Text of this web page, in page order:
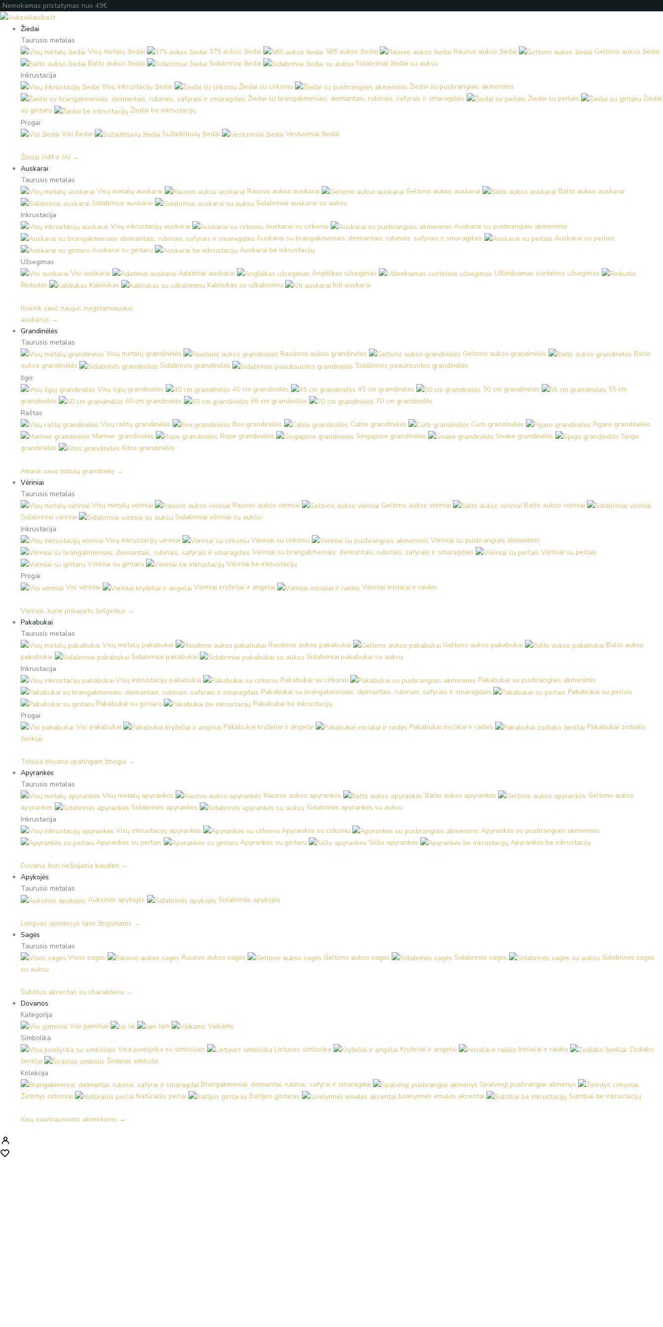
Pereiti
prie
turinio
Nemokamas pristatymas nuo 49€
Žiedai
Taurusis metalas
Visų metalų žiedai
375 aukso žiedai 585 aukso žiedai Rausvo aukso žiedai
Geltono aukso žiedai
Balto aukso žiedai
Sidabriniai žiedai
Sidabriniai žiedai su auksu
Inkrustacija
Visų inkrustacijų žiedai
Žiedai su cirkoniu
Žiedai su pusbrangiais akmenimis
Žiedai su brangakmeniais: deimantais, rubinais, safyrais ir smaragdais
Žiedai su perlais
Žiedai
su gintaru
Žiedai be inkrustacijų
Progai
Visi žiedai
Sužadėtuvių žiedai Vestuviniai žiedai
Žiedai JAM ir JAI →
Auskarai
Taurusis metalas
Visų metalų auskarai
Rausvo aukso auskarai Geltono aukso auskarai
Balto aukso auskarai
Sidabriniai auskarai
Sidabriniai auskarai su auksu
Inkrustacija
Visų inkrustacijų auskarai
Auskarai su cirkoniu
Auskarai su pusbrangiais akmenimis
Auskarai su brangakmeniais: deimantais, rubinais, safyrais ir smaragdais
Auskarai su perlais
Auskarai su gintaru
Auskarai be inkrustacijų
Užsegimas
Visi auskarai
Adatiniai auskarai Angliškas užsegimas
Užlenkiamas svirtelinis užsegimas
Rinkutės
Kabliukas Kabliukas su užkabinimu Kiti auskarai
Išsirink savo naujus mėgstamiausius
auskarus →
Grandinėlės
Taurusis metalas
Visų metalų grandinėlės
Raudono aukso grandinėlės Geltono aukso grandinėlės
Balto
aukso grandinėlės
Sidabrinės grandinėlės
Sidabrinės paauksuotos grandinėlės
Ilgis
Visų ilgių grandinėlės
40 cm grandinėlės 45 cm grandinėlės 50 cm grandinėlės
55 cm
grandinėlės
60 cm grandinėlės 65 cm grandinėlės
70 cm grandinėlės
Raštas
Visų raštų grandinėlės
Box grandinėlės Cable grandinėlės Curb grandinėlės
Figaro grandinėlės
Mariner grandinėlės
Rope grandinėlės Singapore grandinėlės Snake grandinėlės
Spiga
grandinėlės
Kitos grandinėlės
Atrask savo tobulą grandinėlę →
Vėriniai
Taurusis metalas
Visų metalų vėriniai
Rausvo aukso vėriniai Geltono aukso vėriniai
Balto aukso vėriniai
Sidabriniai vėriniai
Sidabriniai vėriniai su auksu
Inkrustacija
Visų inkrustacijų vėriniai
Vėriniai su cirkoniu
Vėriniai su pusbrangiais akmenimis
Vėriniai su brangakmeniais: deimantais, rubinais, safyrais ir smaragdais
Vėriniai su perlais
Vėriniai su gintaru
Vėriniai be inkrustacijų
Progai
Visi vėriniai
Vėriniai kryželiai ir angelai Vėriniai inicialai ir raidės
Vėriniai, kurie prikausto žvilgsnius →
Pakabukai
Taurusis metalas
Visų metalų pakabukai
Raudono aukso pakabukai Geltono aukso pakabukai
Balto aukso
pakabukai
Sidabriniai pakabukai
Sidabriniai pakabukai su auksu
Inkrustacija
Visų inkrustacijų pakabukai
Pakabukai su cirkoniu
Pakabukai su pusbrangiais akmenimis
Pakabukai su brangakmeniais: deimantais, rubinais, safyrais ir smaragdais
Pakabukai su perlais
Pakabukai su gintaru
Pakabukai be inkrustacijų
Progai
Visi pakabukai
Pakabukai kryželiai ir angelai Pakabukai inicialai ir raidės
Pakabukai zodiako
ženklai
Tobula dovana ypatingam žmogui →
Apyrankės
Taurusis metalas
Visų metalų apyrankės
Rausvo aukso apyrankės Balto aukso apyrankės
Geltono aukso
apyrankės
Sidabrinės apyrankės
Sidabrinės apyrankės su auksu
Inkrustacija
Visų inkrustacijų apyrankės
Apyrankės su cirkoniu
Apyrankės su pusbrangiais akmenimis
Apyrankės su perlais
Apyrankės su gintaru Siūlo apyrankės Apyrankės be inkrustacijų
Dovana, kuri nešiojama kasdien →
Apykojės
Taurusis metalas
Auksinės apykojės
Sidabrinės apykojės
Lengvas spindesys tavo žingsniams →
Sagės
Taurusis metalas
Visos sagės
Rausvo aukso sagės Geltono aukso sagės Sidabrinės sagės
Sidabrinės sagės
su auksu
Subtilus akcentas su charakteriu →
Dovanos
Kategorija
Visi gaminiai
Jai Jam
Vaikams
Simbolika
Visa juvelyrika su simboliais
Lietuvos simbolika Kryželiai ir angelai Inicialai ir raidės
Zodiako
ženklai
Širdelės simbolis
Kolekcija
Brangakmeniai: deimantai, rubinai, safyrai ir smaragdai
Spalvingi pusbrangiai akmenys
Žėrintys cirkoniai
Natūralūs perlai Baltijos gintaras Juvelyrinės emalės akcentai Subtiliai be inkrustacijų
Jūsų svarbiausioms akimirkoms →
Products
search
Products
search
Įveskite
el.
paštą